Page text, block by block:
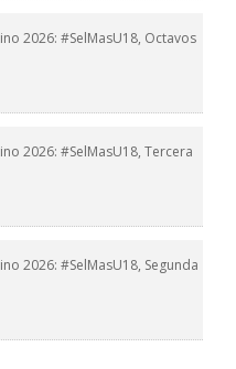
2026: #SelMasU18, Octavos
2026: #SelMasU18, Tercera
2026: #SelMasU18, Segunda